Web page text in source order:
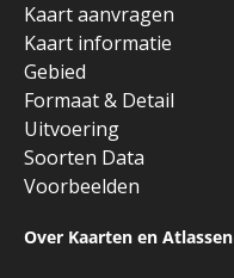
Kaart aanvragen
Kaart informatie
Gebied
Formaat & Detail
Uitvoering
Soorten Data
Voorbeelden
Over Kaarten en Atlassen